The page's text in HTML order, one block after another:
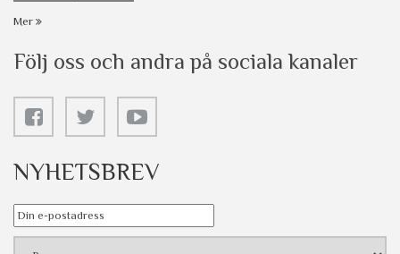
Mer
Följ oss och andra på sociala kanaler
NYHETSBREV